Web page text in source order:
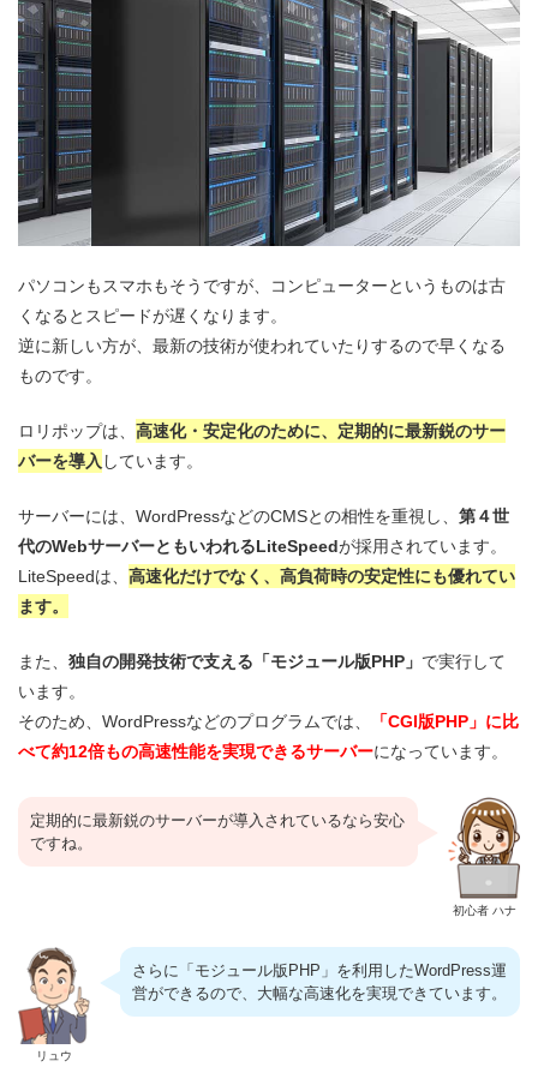
パソコンもスマホもそうですが、コンピューターというものは古
くなるとスピードが遅くなります。
逆に新しい方が、最新の技術が使われていたりするので早くなる
ものです。
ロリポップは、 高速化・安定化のために、定期的に最新鋭のサー
バーを導入 しています。
サーバーには、WordPressなどのCMSとの相性を重視し、 第４世
代のWebサーバーともいわれるLiteSpeedが採用されています。
LiteSpeedは、 高速化だけでなく、高負荷時の安定性にも優れてい
ます。
また、 独自の開発技術で支える「モジュール版PHP」 で実行して
います。
そのため、WordPressなどのプログラムでは、
「CGI版PHP」に比
べて約12倍もの高速性能を実現できるサーバーになっています。
初心者 ハナ
定期的に最新鋭のサーバーが導入されているなら安心
ですね。
リュウ
さらに「モジュール版PHP」を利用したWordPress運
営ができるので、大幅な高速化を実現できています。